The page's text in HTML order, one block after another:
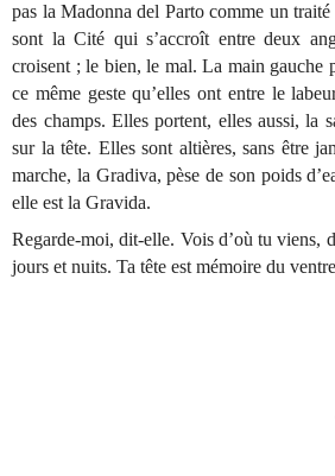
pas la Madonna del Parto comme un
sont la Cité qui s’accroît entre deux
croisent ; le bien, le mal. La main gauche
ce même geste qu’elles ont entre le
des champs. Elles portent, elles aussi, la
sur la tête. Elles sont altières, sans être
marche, la Gradiva, pèse de son poids
elle est la Gravida.
Regarde-moi, dit-elle. Vois d’où tu viens,
jours et nuits. Ta tête est mémoire du